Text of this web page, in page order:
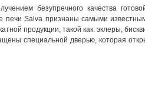
безупречного качества
Salva признаны самыми
продукции, такой как: эклеры,
специальной дверью, которая